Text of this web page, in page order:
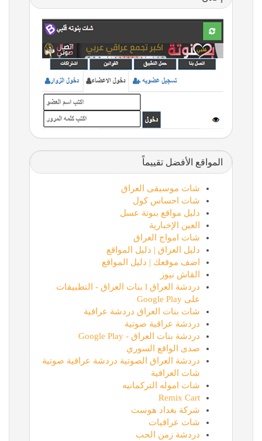
المواقع الأفضل تقييماً
شات موسيقى العراق
شات احساس كول
دليل مواقع بنوتة عسل
العين الإخبارية
شات امواج العراق
دليل العراق | دليل المواقع
اضف موقعك | دليل المواقع
القاش نيوز
دردشة العراق l بنات العراق - التطبيقات
على Google Play
شات بنات العراق دردشة عراقية
دردشة عراقية صوتية
دردشة بنات العراق - Google Play
صدى الواقع السوري
دردشة العراق الصوتية دردشة عراقية صوتية
شات العراقية
شات اموله التركمانيه
Remix Cart
شركة بغداد هوست
شات عراقيات
دردشة زمن الحب